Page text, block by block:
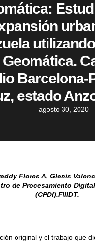
Geomática.
Barcelona-
estado
agosto 30, 2020
Flores A, Glenis
de Procesamiento
(CPDI).FIIIDT.
original y el trabajo que